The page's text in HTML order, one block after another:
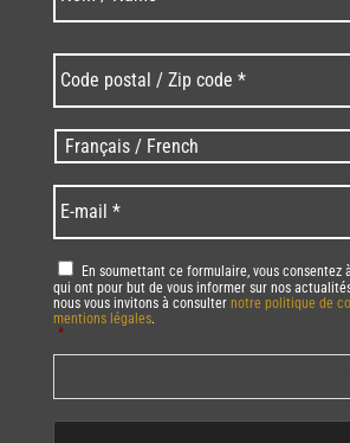
postal
/
Zip
code
* *
Langues
/
Language *
mail *
RGPD *
En soumettant ce formulaire, vous consentez
qui ont pour but de vous informer sur nos
nous vous invitons à consulter notre politique de
mentions légales.
*